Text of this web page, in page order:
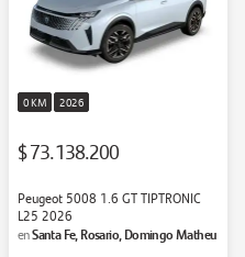
0 KM 2026
$ 73.138.200
Peugeot 5008 1.6 GT TIPTRONIC
L25 2026
enSanta Fe, Rosario, Domingo Matheu